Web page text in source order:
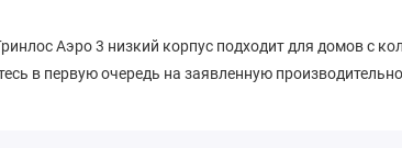
Аэро 3 низкий корпус подходит для домов с
в первую очередь на заявленную